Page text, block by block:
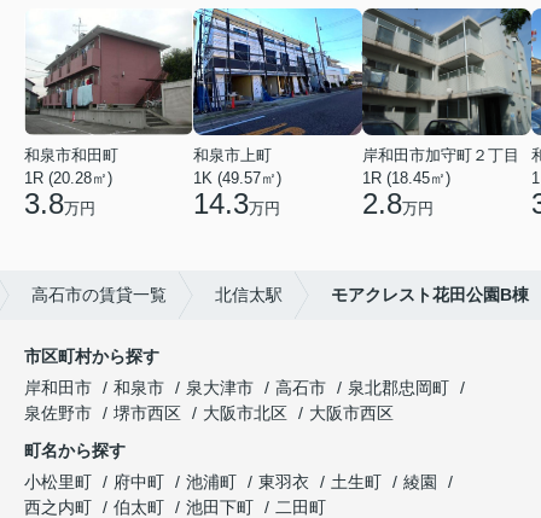
和泉市和田町
1R (20.28㎡)
3.8万円
和泉市上町
1K (49.57㎡)
14.3万円
岸和田市加守町２丁目
1R (18.45㎡)
2.8万円
高石市の賃貸一覧 北信太駅 モアクレスト花田公園B棟
市区町村から探す
岸和田市
和泉市 泉大津市 高石市
泉北郡忠岡町
泉佐野市
堺市西区 大阪市北区
大阪市西区
町名から探す
小松里町
府中町 池浦町 東羽衣 土生町
綾園
西之内町
伯太町 池田下町
二田町